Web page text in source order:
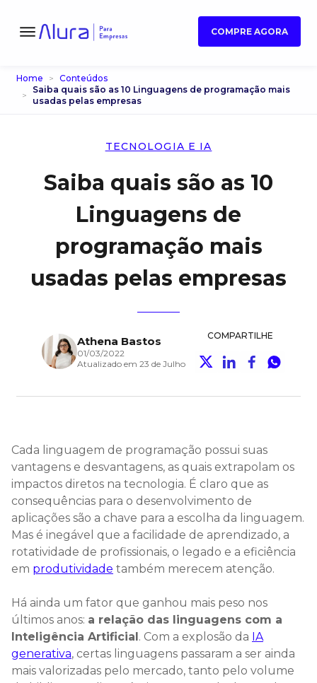
COMPRE AGORA
Home
Conteúdos
Saiba quais são as 10 Linguagens de programação mais
usadas pelas empresas
TECNOLOGIA E IA
Saiba quais são as 10
Linguagens de
programação mais
usadas pelas empresas
Athena Bastos
01/03/2022
Atualizado em 23 de Julho
COMPARTILHE
Cada linguagem de programação possui suas
vantagens e desvantagens, as quais extrapolam os
impactos diretos na tecnologia. É claro que as
consequências para o desenvolvimento de
aplicações são a chave para a escolha da linguagem.
Mas é inegável que a facilidade de aprendizado, a
rotatividade de profissionais, o legado e a eficiência
em produtividade também merecem atenção.
Há ainda um fator que ganhou mais peso nos
últimos anos: a relação das linguagens com a
Inteligência Artificial. Com a explosão da IA
generativa, certas linguagens passaram a ser ainda
mais valorizadas pelo mercado, tanto pelo volume